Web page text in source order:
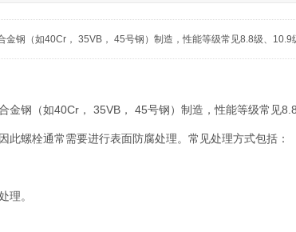
钢（如40Cr， 35VB， 45号钢）制造，性能等级常见8.8级、10.9
钢（如40Cr， 35VB， 45号钢）制造，性能等级常见
螺栓通常需要进行表面防腐处理。常见处理方式包括：
理。